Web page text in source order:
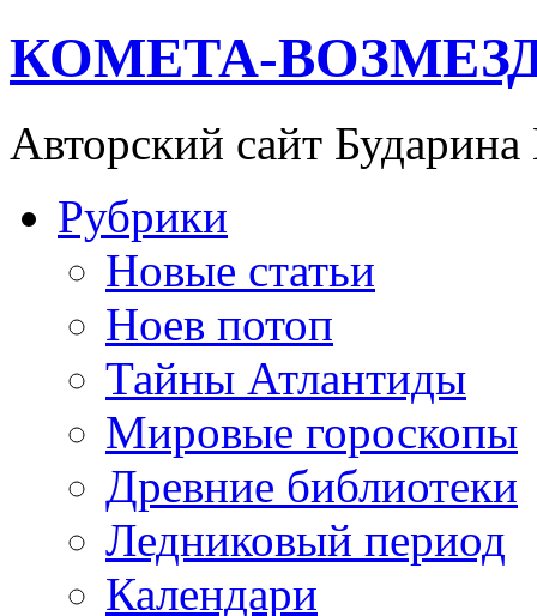
КОМЕТА-
Авторский сайт
Рубрики
Новые статьи
Ноев потоп
Тайны Атлантиды
Мировые гороскопы
Древние библиотеки
Ледниковый период
Календари